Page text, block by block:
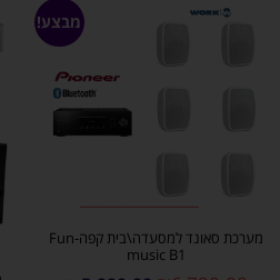
מבצע!
מערכת סאונד למסעדה\בית קפה-Fun
music B1